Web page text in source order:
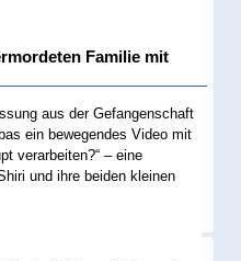
Familie mit
aus der Gefangenschaft
ein bewegendes Video mit
verarbeiten?“ – eine
und ihre beiden kleinen